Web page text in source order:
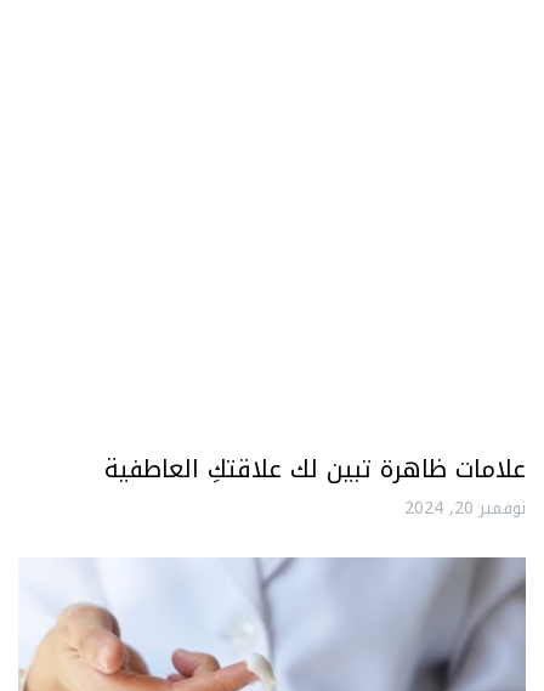
علامات ظاهرة تبين لك علاقتكِ العاطفية
نوفمبر 20, 2024